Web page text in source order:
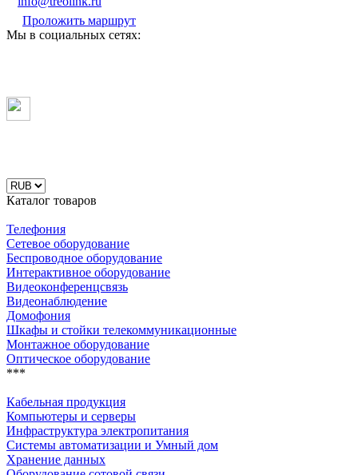
Проложить маршрут
Мы в социальных сетях:
Каталог товаров
Телефония
Сетевое оборудование
Беспроводное оборудование
Интерактивное оборудование
Видеоконференцсвязь
Видеонаблюдение
Домофония
Шкафы и стойки телекоммуникационные
Монтажное оборудование
Оптическое оборудование
***
Кабельная продукция
Компьютеры и серверы
Инфраструктура электропитания
Системы автоматизации и Умный дом
Хранение данных